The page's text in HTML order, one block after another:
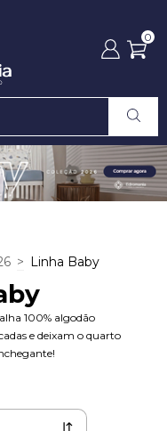
0
> Linha Baby
100% algodão
e deixam o quarto